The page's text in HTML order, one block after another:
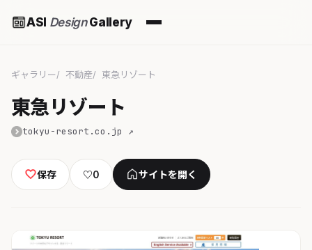
ASI DesignGallery
ギャラリー 不動産 東急リゾート
東急リゾート
tokyu-resort.co.jp ↗
保存 ♡0 サイトを開く